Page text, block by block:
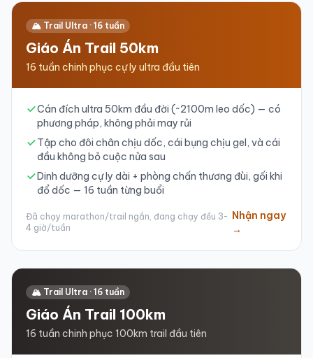
🏔️ Trail Ultra · 16 tuần
Giáo Án Trail 50km
16 tuần chinh phục cự ly ultra đầu tiên
Cán đích ultra 50km đầu đời (~2100m leo dốc) — có
phương pháp, không phải may rủi
Tập cho đôi chân chịu dốc, cái bụng chịu gel, và cái
đầu không bỏ cuộc nửa sau
Dinh dưỡng cự ly dài + phòng chấn thương đùi, gối khi
đổ dốc — 16 tuần từng buổi
Đã chạy marathon/trail ngắn, đang chạy đều 3-
4 giờ/tuần
Nhận ngay
→
🏔️ Trail Ultra · 16 tuần
Giáo Án Trail 100km
16 tuần chinh phục 100km trail đầu tiên